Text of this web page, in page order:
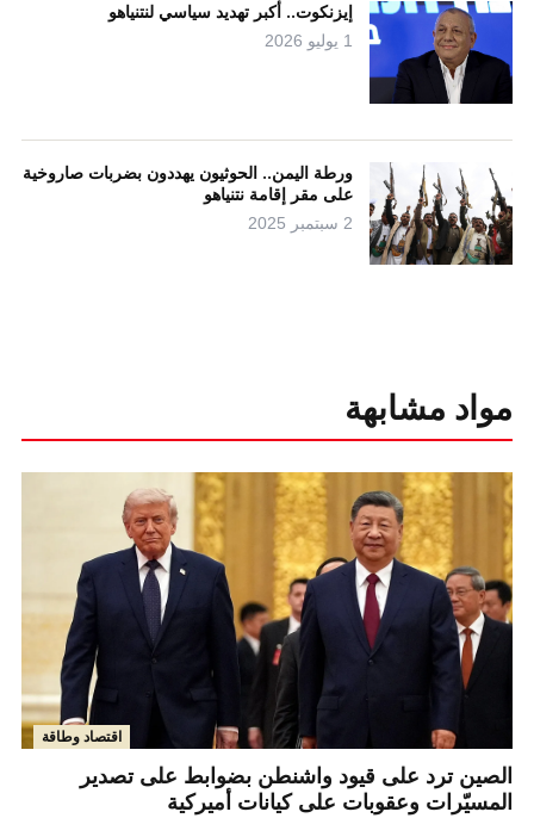
إيزنكوت.. أكبر تهديد سياسي لنتنياهو
1 يوليو 2026
ورطة اليمن.. الحوثيون يهددون بضربات صاروخية
على مقر إقامة نتنياهو
2 سبتمبر 2025
مواد مشابهة
اقتصاد وطاقة
الصين ترد على قيود واشنطن بضوابط على تصدير
المسيّرات وعقوبات على كيانات أميركية